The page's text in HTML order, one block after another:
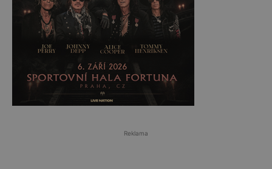
Reklama